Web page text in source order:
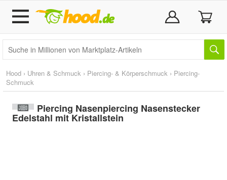
Hood › Uhren & Schmuck › Piercing- & Körperschmuck › Piercing-
Schmuck
Piercing Nasenpiercing Nasenstecker
Edelstahl mit Kristallstein